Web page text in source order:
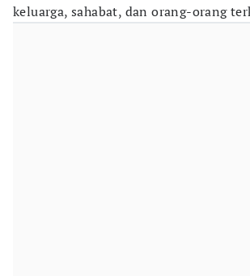
keluarga, sahabat, dan orang-orang